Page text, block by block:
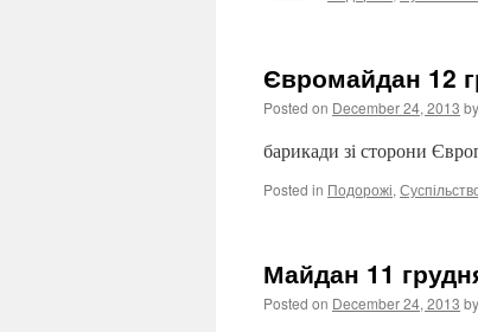
Євромайдан 12
Posted on December 24, 2013 by
барикади зі сторони
Posted in Подорожі,
Майдан 11
Posted on December 24, 2013 by